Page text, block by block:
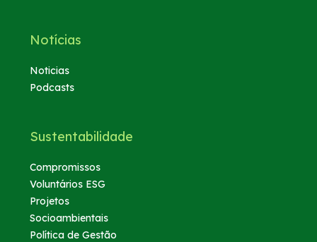
Notícias
Noticias
Podcasts
Sustentabilidade
Compromissos
Voluntários ESG
Projetos
Socioambientais
Política de Gestão